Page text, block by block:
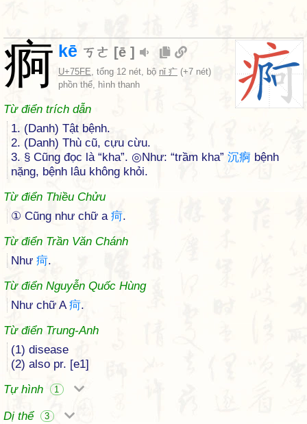
痾 kē ㄎㄜ [ē ]
U+75FE, tổng 12 nét, bộ nǐ 疒 (+7 nét)
phồn thể, hình thanh
Từ điển trích dẫn
1. (Danh) Tật bệnh.
2. (Danh) Thù cũ, cựu cừu.
3. § Cũng đọc là “kha”. ◎Như: “trầm kha” 沉痾 bệnh
nặng, bệnh lâu không khỏi.
Từ điển Thiều Chửu
① Cũng như chữ a 疴.
Từ điển Trần Văn Chánh
Như 疴.
Từ điển Nguyễn Quốc Hùng
Như chữ A疴.
Từ điển Trung-Anh
(1) disease
(2) also pr. [e1]
Tự hình
1
Dị thể 3